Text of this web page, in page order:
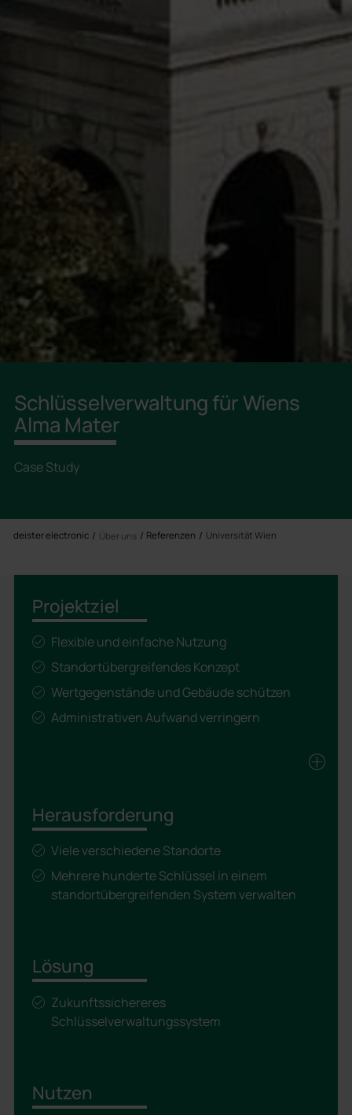
Schlüsselverwaltung für Wiens
Alma Mater
Case Study
deister electronic Über uns Referenzen Universität Wien
Projektziel
Flexible und einfache Nutzung
Standortübergreifendes Konzept
Wertgegenstände und Gebäude schützen
Administrativen Aufwand verringern
Herausforderung
Viele verschiedene Standorte
Mehrere hunderte Schlüssel in einem
standortübergreifenden System verwalten
Lösung
Zukunftssichereres
Schlüsselverwaltungssystem
Nutzen